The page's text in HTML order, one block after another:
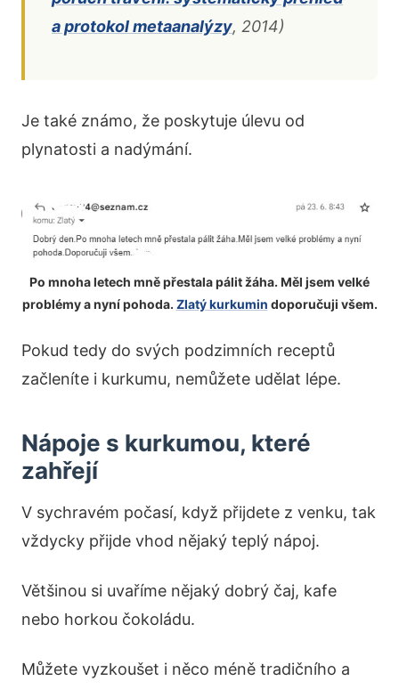
a protokol metaanalýzy, 2014)
Je také známo, že poskytuje úlevu od
plynatosti a nadýmání.
Po mnoha letech mně přestala pálit žáha. Měl jsem velké
problémy a nyní pohoda. Zlatý kurkumin doporučuji všem.
Pokud tedy do svých podzimních receptů
začleníte i kurkumu, nemůžete udělat lépe.
Nápoje s kurkumou, které
zahřejí
V sychravém počasí, když přijdete z venku, tak
vždycky přijde vhod nějaký teplý nápoj.
Většinou si uvaříme nějaký dobrý čaj, kafe
nebo horkou čokoládu.
Můžete vyzkoušet i něco méně tradičního a